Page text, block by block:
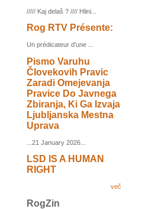
///// Kaj delaš ? //// Hlini...
Rog RTV Présente:
Un prédicateur d'une ...
Pismo Varuhu
Človekovih Pravic
Zaradi Omejevanja
Pravice Do Javnega
Zbiranja, Ki Ga Izvaja
Ljubljanska Mestna
Uprava
...21 January 2026...
LSD IS A HUMAN
RIGHT
več
RogZin